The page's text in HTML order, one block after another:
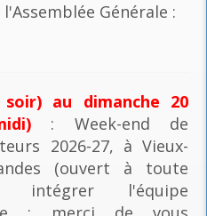
Générale :
au dimanche 20
: Week-end de
2026-27, à Vieux-
(ouvert à toute
intégrer l'équipe